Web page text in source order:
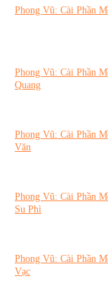
Phong Vũ: Cài Phần
Phong Vũ: Cài Phần
Quang
Phong Vũ: Cài Phần
Văn
Phong Vũ: Cài Phần
Su Phì
Phong Vũ: Cài Phần
Vạc